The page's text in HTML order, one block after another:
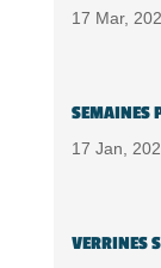
17 Mar,
SEMAINES
17 Jan,
VERRINES